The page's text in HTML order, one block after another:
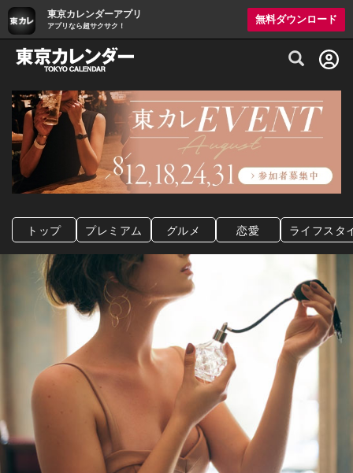
東京カレンダーアプリ
アプリなら超サクサク！
無料ダウンロード
グルメ情報・プレミアムレストラン予約
トップ プレミアム グルメ 恋愛 ライフスタ